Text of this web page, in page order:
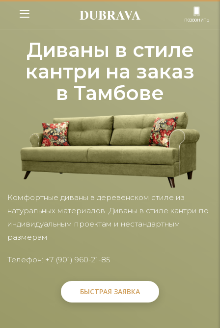
DUBRAVA позвонить
Диваны в стиле
кантри на заказ
в Тамбове
Комфортные диваны в деревенском стиле из
натуральных материалов. Диваны в стиле кантри по
индивидуальным проектам и нестандартным
размерам
Телефон: +7 (901) 960-21-85
БЫСТРАЯ ЗАЯВКА
БЫСТРАЯ ЗАЯВКА